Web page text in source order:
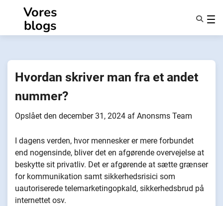
indhold
Vores
blogs
Om Os
Hvordan skriver man fra et andet
nummer?
Opslået den december 31, 2024 af Anonsms Team
I dagens verden, hvor mennesker er mere forbundet
end nogensinde, bliver det en afgørende overvejelse at
beskytte sit privatliv. Det er afgørende at sætte grænser
for kommunikation samt sikkerhedsrisici som
uautoriserede telemarketingopkald, sikkerhedsbrud på
internettet osv.